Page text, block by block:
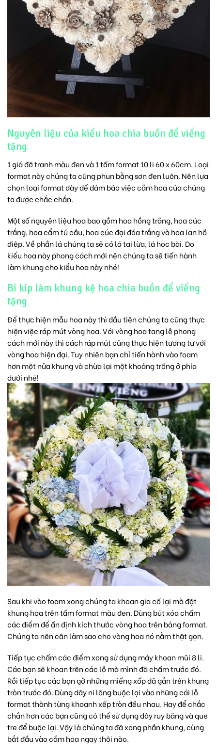
Nguyên liệu của kiểu hoa chia buồn để viếng
tặng
1 giá đỡ tranh màu đen và 1 tấm format 10 li 60 x 60cm. Loại
format này chúng ta cũng phun bằng sơn đen luôn. Nên lựa
chọn loại format dày để đảm bảo việc cắm hoa của chúng
ta được chắc chắn.
Một số nguyên liệu hoa bao gồm hoa hồng trắng, hoa cúc
trắng, hoa cẩm tú cầu, hoa cúc đại đóa trắng và hoa lan hồ
điệp. Về phần lá chúng ta sẽ có lá tai lừa, lá học bài. Do
kiểu hoa này phong cách mới nên chúng ta sẽ tiến hành
làm khung cho kiểu hoa này nhé!
Bí kíp làm khung kệ hoa chia buồn để viếng
tặng
Để thực hiện mẫu hoa này thì đầu tiên chúng ta cũng thực
hiện việc ráp mút vòng hoa. Với vònghoa tang lễ phong
cách mới này thì cách ráp mút cũng thực hiện tương tự với
vòng hoa hiện đại. Tuy nhiên bạn chỉ tiến hành vào foam
hơn một nửa khung và chừa lại một khoảng trống ở phía
dưới nhé!
Sau khi vào foam xong chúng ta khoan gia cố lại mà đặt
khung hoa trên tấm format màu đen. Dùng bút xóa chấm
các điểm để ấn định kích thước vòng hoa trên bảng format.
Chúng ta nên cân làm sao cho vòng hoa nó nằm thật gọn.
Tiếp tục chấm các điểm xong sử dụng máy khoan mũi 8 li.
Các bạn sẽ khoan trên các lỗ mà mình đã chấm trước đó.
Rồi tiếp tục các bạn gỡ những miếng xốp đã gắn trên khung
tròn trước đó. Dùng dây ni lông buộc lại vào những cái lỗ
format thành từng khoanh xếp tròn đều nhau. Hay để chắc
chắn hơn các bạn cũng có thể sử dụng dây ruy băng và que
tre để buộc lại. Vậy là chúng ta đã xong phần khung, cùng
bắt đầu vào cắm hoa ngay thôi nào.